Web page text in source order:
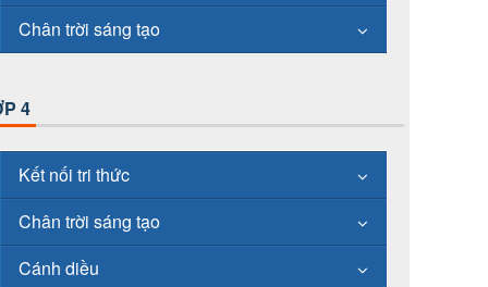
Chân trời sáng tạo
4
Kết nối tri thức
Chân trời sáng tạo
Cánh diều